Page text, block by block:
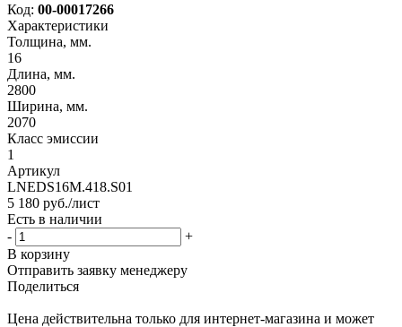
Код: 00-00017266
Характеристики
Толщина, мм.
16
Длина, мм.
2800
Ширина, мм.
2070
Класс эмиссии
1
Артикул
LNEDS16M.418.S01
5 180 руб./лист
Есть в наличии
-
+
В корзину
Отправить заявку менеджеру
Поделиться
Цена действительна только для интернет-магазина и может